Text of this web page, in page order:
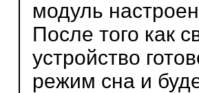
модуль
После того как
устройство
режим сна и